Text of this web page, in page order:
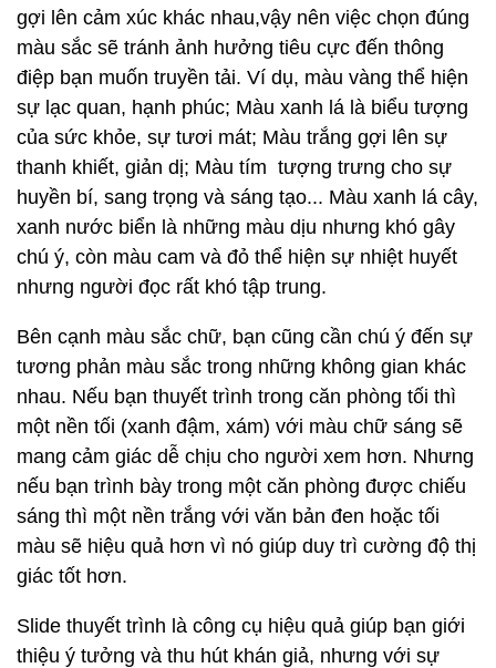
gợi lên cảm xúc khác nhau,vậy nên việc chọn đúng
màu sắc sẽ tránh ảnh hưởng tiêu cực đến thông
điệp bạn muốn truyền tải. Ví dụ, màu vàng thể hiện
sự lạc quan, hạnh phúc; Màu xanh lá là biểu tượng
của sức khỏe, sự tươi mát; Màu trắng gợi lên sự
thanh khiết, giản dị; Màu tím tượng trưng cho sự
huyền bí, sang trọng và sáng tạo... Màu xanh lá cây,
xanh nước biển là những màu dịu nhưng khó gây
chú ý, còn màu cam và đỏ thể hiện sự nhiệt huyết
nhưng người đọc rất khó tập trung.
Bên cạnh màu sắc chữ, bạn cũng cần chú ý đến sự
tương phản màu sắc trong những không gian khác
nhau. Nếu bạn thuyết trình trong căn phòng tối thì
một nền tối (xanh đậm, xám) với màu chữ sáng sẽ
mang cảm giác dễ chịu cho người xem hơn. Nhưng
nếu bạn trình bày trong một căn phòng được chiếu
sáng thì một nền trắng với văn bản đen hoặc tối
màu sẽ hiệu quả hơn vì nó giúp duy trì cường độ thị
giác tốt hơn.
Slide thuyết trình là công cụ hiệu quả giúp bạn giới
thiệu ý tưởng và thu hút khán giả, nhưng với sự